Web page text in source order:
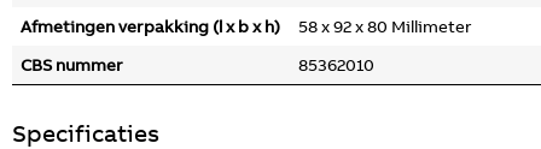
Afmetingen verpakking (l x b x h)
58 x 92 x 80 Millimeter
CBS nummer
85362010
Specificaties